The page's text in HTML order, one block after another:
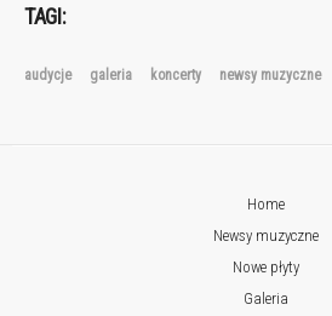
TAGI:
audycje galeria koncerty newsy muzyczne
Home
Newsy muzyczne
Nowe płyty
Galeria